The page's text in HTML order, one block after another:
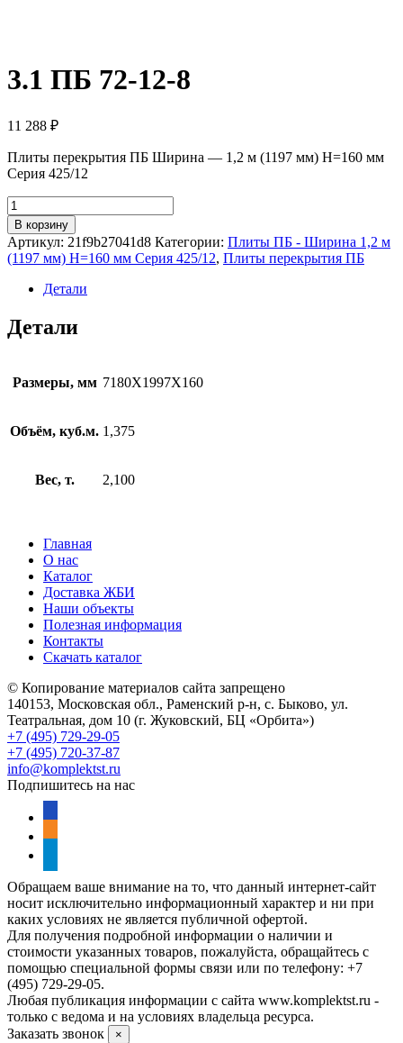
3.1 ПБ 72-12-8
11 288 ₽
Плиты перекрытия ПБ Ширина — 1,2 м (1197 мм) H=160 мм
Серия 425/12
Количество
товара
3.1
ПБ
72-
В корзину
Артикул: 21f9b27041d8 Категории: Плиты ПБ - Ширина 1,2 м
(1197 мм) H=160 мм Серия 425/12, Плиты перекрытия ПБ
Детали
Детали
Размеры, мм 7180Х1997Х160
Объём, куб.м. 1,375
Вес, т. 2,100
Главная
О нас
Каталог
Доставка ЖБИ
Наши объекты
Полезная информация
Контакты
Скачать каталог
© Копирование материалов сайта запрещено
140153, Московская обл., Раменский р-н, с. Быково, ул.
Театральная, дом 10 (г. Жуковский, БЦ «Орбита»)
+7 (495) 729-29-05
+7 (495) 720-37-87
info@komplektst.ru
Подпишитесь на нас
Обращаем ваше внимание на то, что данный интернет-сайт
носит исключительно информационный характер и ни при
каких условиях не является публичной офертой.
Для получения подробной информации о наличии и
стоимости указанных товаров, пожалуйста, обращайтесь с
помощью специальной формы связи или по телефону: +7
(495) 729-29-05.
Любая публикация информации с сайта www.komplektst.ru -
только с ведома и на условиях владельца ресурса.
Заказать звонок
×